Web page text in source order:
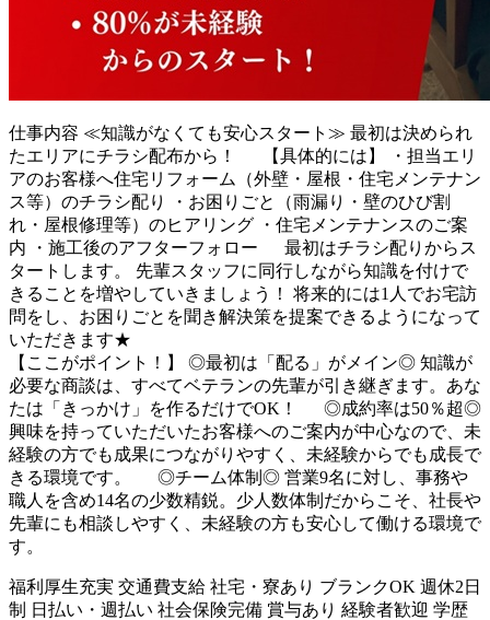
仕事内容 ≪知識がなくても安心スタート≫ 最初は決められ
たエリアにチラシ配布から！ 【具体的には】 ・担当エリ
アのお客様へ住宅リフォーム（外壁・屋根・住宅メンテナン
ス等）のチラシ配り ・お困りごと（雨漏り・壁のひび割
れ・屋根修理等）のヒアリング ・住宅メンテナンスのご案
内 ・施工後のアフターフォロー 最初はチラシ配りからス
タートします。 先輩スタッフに同行しながら知識を付けで
きることを増やしていきましょう！ 将来的には1人でお宅訪
問をし、お困りごとを聞き解決策を提案できるようになって
いただきます★
【ここがポイント！】 ◎最初は「配る」がメイン◎ 知識が
必要な商談は、すべてベテランの先輩が引き継ぎます。あな
たは「きっかけ」を作るだけでOK！ ◎成約率は50％超◎
興味を持っていただいたお客様へのご案内が中心なので、未
経験の方でも成果につながりやすく、未経験からでも成長で
きる環境です。 ◎チーム体制◎ 営業9名に対し、事務や
職人を含め14名の少数精鋭。少人数体制だからこそ、社長や
先輩にも相談しやすく、未経験の方も安心して働ける環境で
す。
福利厚生充実 交通費支給 社宅・寮あり ブランクOK 週休2日
制
日払い・週払い 社会保険完備 賞与あり 経験者歓迎 学歴